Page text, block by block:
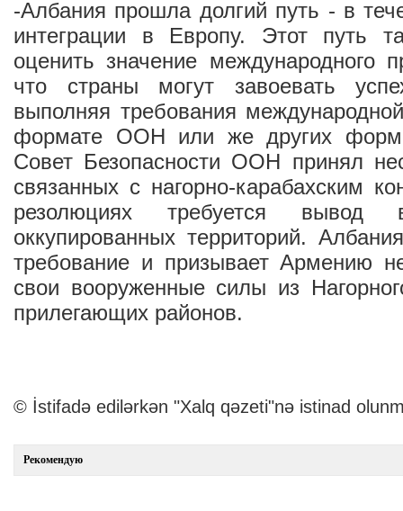
-Албания прошла долгий путь - в
интеграции в Европу. Этот путь
оценить значение международного
что страны могут завоевать
выполняя требования
формате ООН или же других
Совет Безопасности ООН принял
связанных с нагорно-карабахским
резолюциях требуется
оккупированных территорий.
требование и призывает Армению
свои вооруженные силы из
прилегающих районов.
© İstifadə edilərkən "Xalq qəzeti"nə istinad
Рекомендую